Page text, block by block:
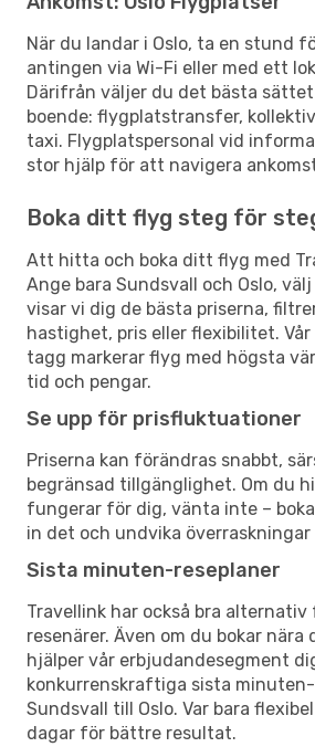
När du landar i Oslo, ta en stund
antingen via Wi-Fi eller med ett
Därifrån väljer du det bästa
boende: flygplatstransfer,
taxi. Flygplatspersonal vid
stor hjälp för att navigera
Boka ditt flyg steg för
Att hitta och boka ditt flyg med
Ange bara Sundsvall och Oslo,
visar vi dig de bästa priserna,
hastighet, pris eller flexibilitet.
tagg markerar flyg med högsta
tid och pengar.
Se upp för prisfluktuationer
Priserna kan förändras snabbt,
begränsad tillgänglighet. Om du
fungerar för dig, vänta inte –
in det och undvika överraskningar
Sista minuten-reseplaner
Travellink har också bra alternativ
resenärer. Även om du bokar
hjälper vår erbjudandesegment
konkurrenskraftiga sista
Sundsvall till Oslo. Var bara
dagar för bättre resultat.